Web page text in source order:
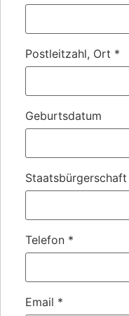
Postleitzahl, Ort *
Geburtsdatum
Staatsbürgerschaft
Telefon *
Email *